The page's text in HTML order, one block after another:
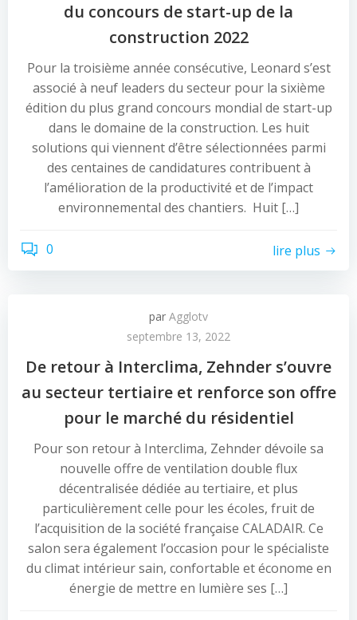
du concours de start-up de la
construction 2022
Pour la troisième année consécutive, Leonard s’est
associé à neuf leaders du secteur pour la sixième
édition du plus grand concours mondial de start-up
dans le domaine de la construction. Les huit
solutions qui viennent d’être sélectionnées parmi
des centaines de candidatures contribuent à
l’amélioration de la productivité et de l’impact
environnemental des chantiers. Huit […]
0 lire plus
par Agglotv
septembre 13, 2022
De retour à Interclima, Zehnder s’ouvre
au secteur tertiaire et renforce son offre
pour le marché du résidentiel
Pour son retour à Interclima, Zehnder dévoile sa
nouvelle offre de ventilation double flux
décentralisée dédiée au tertiaire, et plus
particulièrement celle pour les écoles, fruit de
l’acquisition de la société française CALADAIR. Ce
salon sera également l’occasion pour le spécialiste
du climat intérieur sain, confortable et économe en
énergie de mettre en lumière ses […]